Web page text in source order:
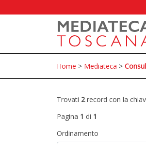
Home > Mediateca >
Trovati 2record con la
Pagina 1 di 1
Ordinamento